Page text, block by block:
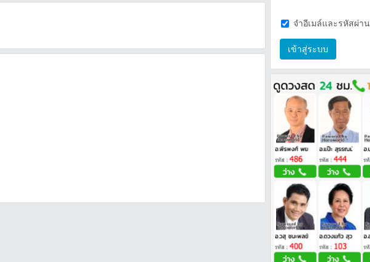
จำอีเมล์และรหัสผ่าน
เข้าสู่ระบบ